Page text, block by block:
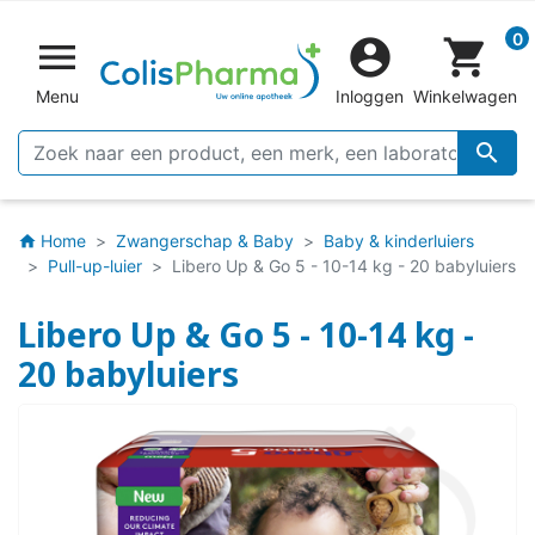

Menu


Inloggen
shopping_cart 0
Winkelwagen
home Home Zwangerschap & Baby
Baby & kinderluiers
Pull-up-luier
Libero Up & Go 5 - 10-14 kg - 20 babyluiers
Libero Up & Go 5 - 10-14 kg -
20 babyluiers